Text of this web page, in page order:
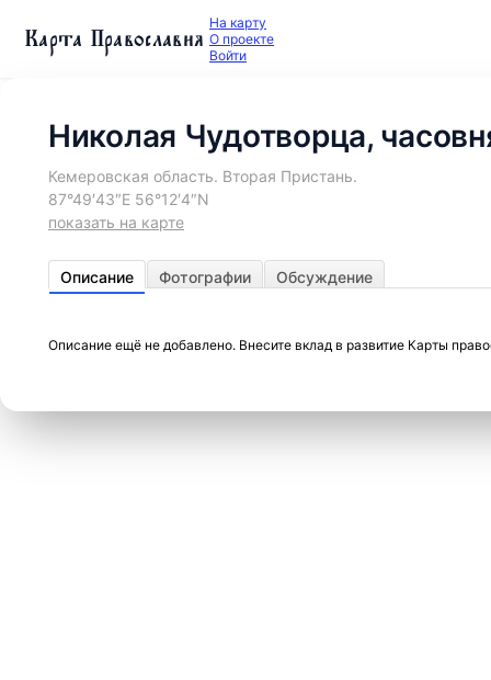
Карта Православия На карту
О проекте
Войти
Николая Чудотворца,
Кемеровская область. Вторая Пристань.
87°49′43″E 56°12′4″N
показать на карте
Описание Фотографии Обсуждение
Описание ещё не добавлено. Внесите вклад в развитие Карты